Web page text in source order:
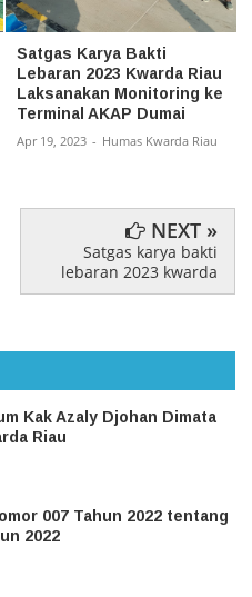
Satgas Karya Bakti
Lebaran 2023 Kwarda Riau
Laksanakan Monitoring ke
Terminal AKAP Dumai
Apr 19, 2023 - Humas Kwarda Riau
NEXT »
Satgas karya bakti
lebaran 2023 kwarda
Kak Azaly Djohan Dimata
Riau
007 Tahun 2022 tentang
2022